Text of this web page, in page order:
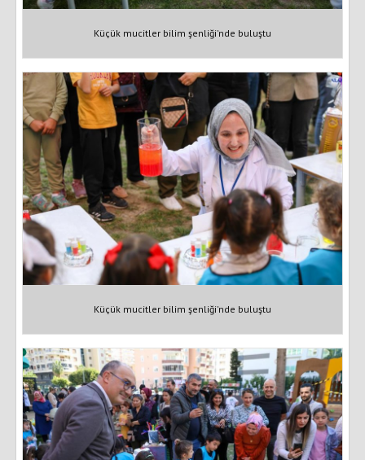
Küçük mucitler bilim şenliği'nde buluştu
Küçük mucitler bilim şenliği'nde buluştu